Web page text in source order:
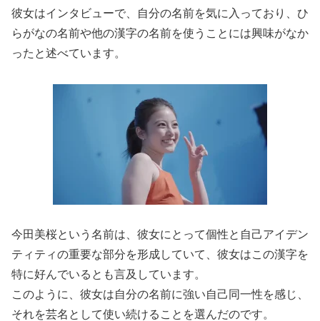
彼女はインタビューで、自分の名前を気に入っており、ひ
らがなの名前や他の漢字の名前を使うことには興味がなか
ったと述べています。
今田美桜という名前は、彼女にとって個性と自己アイデン
ティティの重要な部分を形成していて、彼女はこの漢字を
特に好んでいるとも言及しています。
このように、彼女は自分の名前に強い自己同一性を感じ、
それを芸名として使い続けることを選んだのです。